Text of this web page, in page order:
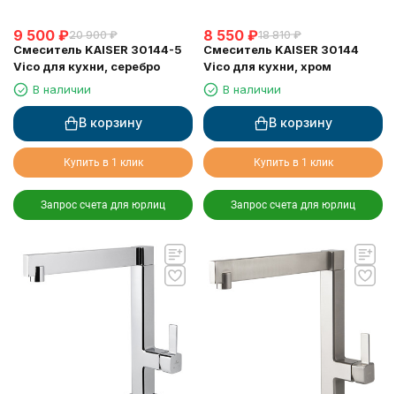
9 500 ₽20 900 ₽
Смеситель KAISER 30144-5
Vico для кухни, серебро
В наличии
В корзину
Купить в 1 клик
Запрос счета для юрлиц
8 550 ₽18 810 ₽
Смеситель KAISER 30144
Vico для кухни, хром
В наличии
В корзину
Купить в 1 клик
Запрос счета для юрлиц